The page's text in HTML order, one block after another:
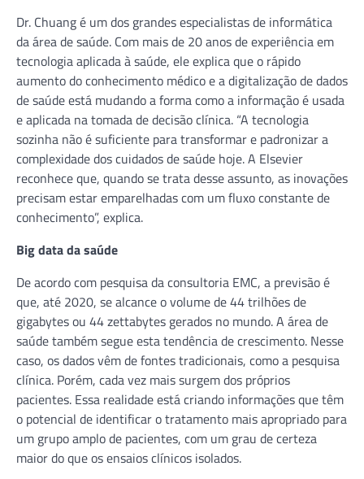
Dr. Chuang é um dos grandes especialistas de informática
da área de saúde. Com mais de 20 anos de experiência em
tecnologia aplicada à saúde, ele explica que o rápido
aumento do conhecimento médico e a digitalização de dados
de saúde está mudando a forma como a informação é usada
e aplicada na tomada de decisão clínica. “A tecnologia
sozinha não é suficiente para transformar e padronizar a
complexidade dos cuidados de saúde hoje. A Elsevier
reconhece que, quando se trata desse assunto, as inovações
precisam estar emparelhadas com um fluxo constante de
conhecimento”, explica.
Big data da saúde
De acordo com pesquisa da consultoria EMC, a previsão é
que, até 2020, se alcance o volume de 44 trilhões de
gigabytes ou 44 zettabytes gerados no mundo. A área de
saúde também segue esta tendência de crescimento. Nesse
caso, os dados vêm de fontes tradicionais, como a pesquisa
clínica. Porém, cada vez mais surgem dos próprios
pacientes. Essa realidade está criando informações que têm
o potencial de identificar o tratamento mais apropriado para
um grupo amplo de pacientes, com um grau de certeza
maior do que os ensaios clínicos isolados.